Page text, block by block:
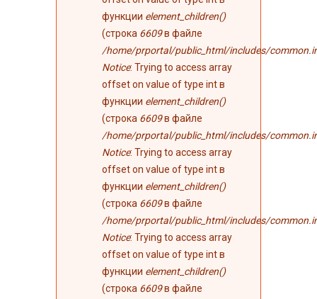
функции element_children()
(строка 6609в файле
/home/prportal/public_html/includes/
Notice: Trying to access array
offset on value of type int в
функции element_children()
(строка 6609в файле
/home/prportal/public_html/includes/
Notice: Trying to access array
offset on value of type int в
функции element_children()
(строка 6609в файле
/home/prportal/public_html/includes/
Notice: Trying to access array
offset on value of type int в
функции element_children()
(строка 6609в файле